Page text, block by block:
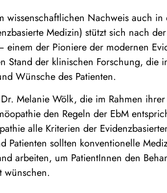
wissenschaftlichen Nachweis auch
Medizin) stützt sich nach
einem der Pioniere der modernen
Stand der klinischen Forschung, die
Wünsche des Patienten.
Melanie Wölk, die im Rahmen
den Regeln der EbM
alle Kriterien der
Patienten sollten konventionelle
arbeiten, um PatientInnen den
wünschen.